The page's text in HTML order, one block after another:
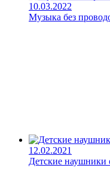
10.03.2022
Музыка без
12.02.2021
Детские наушники